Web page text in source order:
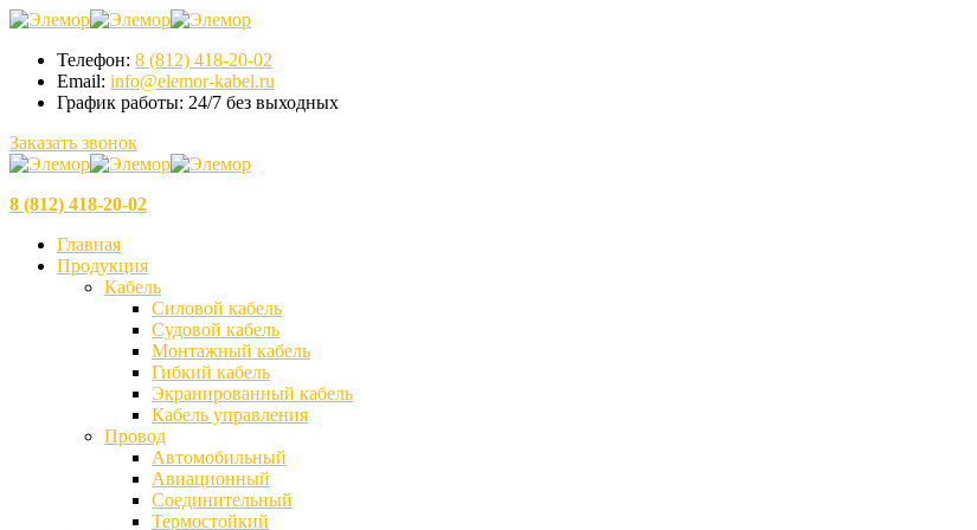
Телефон: 8 (812) 418-20-02
Email: info@elemor-kabel.ru
График работы: 24/7 без выходных
Заказать звонок
8 (812) 418-20-02
Главная
Продукция
Кабель
Силовой кабель
Судовой кабель
Монтажный кабель
Гибкий кабель
Экранированный кабель
Кабель управления
Провод
Автомобильный
Авиационный
Соединительный
Термостойкий